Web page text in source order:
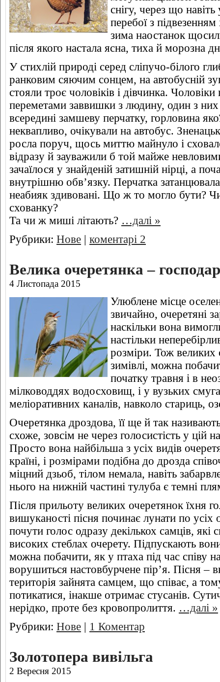
снігу, через що навіть
перебої з
зима наостанок
після якого настала ясна, тиха й морозна
У стихлій природі серед сліпучо-білого
ранковим сяючим сонцем, на автобусній
стояли троє чоловіків і дівчинка.
переметами заввишки з людину, один з них
всередині замшеву перчатку, горловина
неквапливо, очікували на автобус.
росла поруч, щось миттю майнуло і
відразу й зауважили б той майже
зачаїлося у знайденій затишній нірці, а
внутрішню обв’язку. Перчатка
неабияк здивовані. Що ж то могло бути?
схованку?
Та чи ж миші літають? …далі »
Рубрики: Нове | коментарі 2
Велика очеретянка –
4 Листопада 2015
Улюблене місце
звичайно, очеретяні
наскільки вона
настільки
розміри. Тож великих
зимівлі, можна
початку травня і в
мілководдях водосховищ, і у вузьких
меліоративних каналів, навколо стариць,
Очеретянка дроздова, її ще й так
схоже, зовсім не через голосистість у цій
Просто вона найбільша з усіх видів
країні, і розмірами подібна до дрозда
міцний дзьоб, тілом немала, навіть
нього на нижній частині тулуба є темні
Після прильоту великих очеретянок їхня
вишуканості пісня починає лунати по
почути голос одразу декількох самців,
високих стеблах очерету. Підпускають
можна побачити, як у птаха під час співу
ворушиться настовбурчене пір’я. Пісня –
територія зайнята самцем, що співає, а
потикатися, інакше отримає стусанів.
нерідко, проте без кровопролиття. …далі »
Рубрики: Нове | 1 Коментар
Золотопера вивільга
2 Вересня 2015